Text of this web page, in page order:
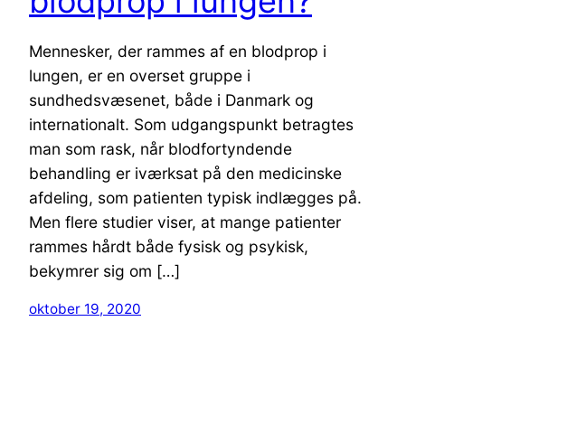
Mennesker, der rammes af en blodprop i
lungen, er en overset gruppe i
sundhedsvæsenet, både i Danmark og
internationalt. Som udgangspunkt betragtes
man som rask, når blodfortyndende
behandling er iværksat på den medicinske
afdeling, som patienten typisk indlægges på.
Men flere studier viser, at mange patienter
rammes hårdt både fysisk og psykisk,
bekymrer sig om […]
oktober 19, 2020